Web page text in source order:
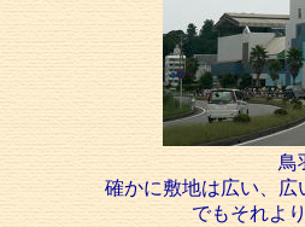
鳥
確かに敷地は広い、
でもそれよ